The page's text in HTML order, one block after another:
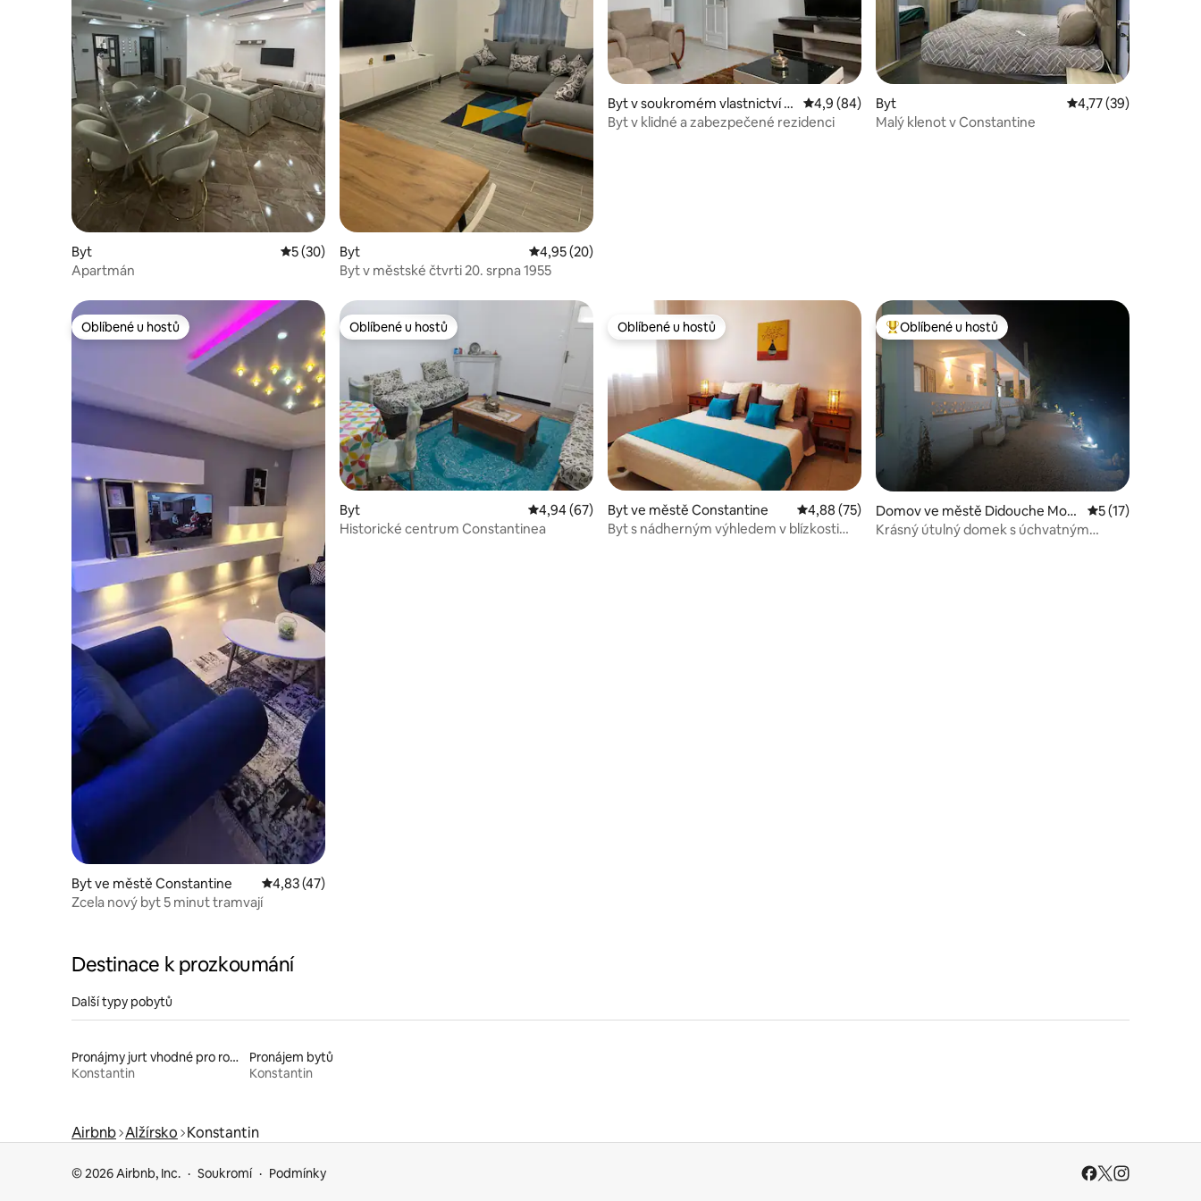
Byt Průměrné hodnocení 5 z 5, 30 hodnocení
5 (30)
Apartmán
Byt Průměrné hodnocení 4,95 z 5, 20 hodnocení
4,95 (20)
Byt v městské čtvrti 20. srpna 1955
Byt v soukromém vlastnictví v
e městě El Khroub
Průměrné hodnocení 4,9 z 5, 84 hodnocení
4,9 (84)
Byt v klidné a zabezpečené rezidenci
Byt Průměrné hodnocení
4,77 (39)
Malý klenot v Constantine
Oblíbené u hostů
Oblíbené u hostů
Byt ve městě Constantine Průměrné hodnocení 4,83 z 5, 47 hodnocení
4,83 (47)
Zcela nový byt 5 minut tramvají
Oblíbené u hostů
Oblíbené u hostů
Byt Průměrné hodnocení 4,94 z 5, 67 hodnocení
4,94 (67)
Historické centrum Constantinea
Oblíbené u hostů
Oblíbené u hostů
Byt ve městě Constantine Průměrné hodnocení 4,88 z 5, 75 hodnocení
4,88 (75)
Byt s nádherným výhledem v blízkosti
Nejlepší v kategorii Oblíbené u hostů
Oblíbené u hostů
Domov ve městě Didouche Mour
ad
Průměrné
5 (17)
Krásný útulný domek s úchvatným
Destinace k prozkoumání
Další typy pobytů
Pronájmy jurt vhodné pro rodiny s dětmi
Konstantin
Pronájem bytů
Konstantin
Airbnb Alžírsko Konstantin
© 2026 Airbnb, Inc. Soukromí Podmínky